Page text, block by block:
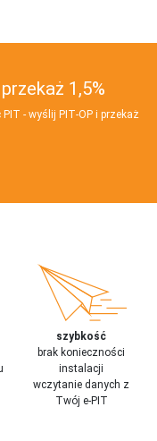
1,5%
- wyślij PIT‑OP i przekaż
szybkość
brak konieczności
instalacji
wczytanie danych z
Twój e-PIT